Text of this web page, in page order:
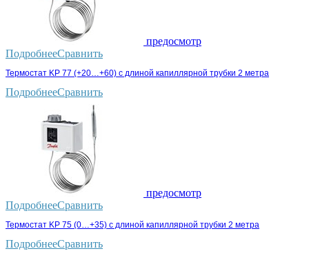
предосмотр
ПодробнееСравнить
Термостат KP 77 (+20…+60) с длиной капиллярной трубки 2 метра
ПодробнееСравнить
предосмотр
ПодробнееСравнить
Термостат KP 75 (0…+35) с длиной капиллярной трубки 2 метра
ПодробнееСравнить